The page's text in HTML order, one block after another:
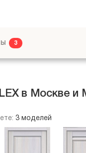
3
в Москве и
3 моделей